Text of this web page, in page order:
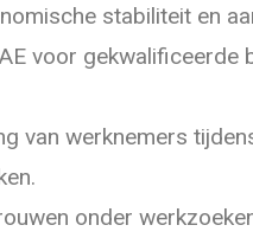
stabiliteit en
voor gekwalificeerde
van werknemers
onder